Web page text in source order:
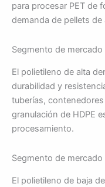
para procesar PET de
demanda de pellets de
Segmento de mercado
El polietileno de alta
durabilidad y
tuberías,
granulación de HDPE
procesamiento.
Segmento de mercado
El polietileno de baja